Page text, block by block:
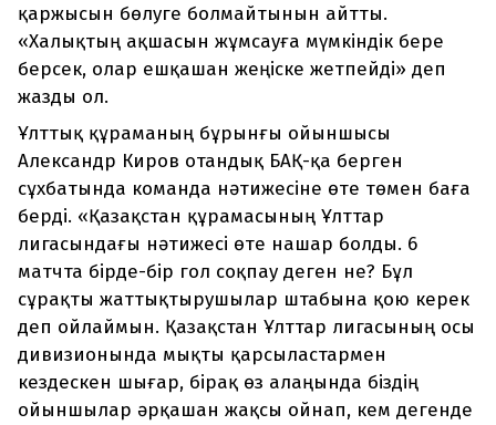
қаржысын бөлуге болмайтынын айтты.
«Халықтың ақшасын жұмсауға мүмкіндік бере
берсек, олар ешқашан жеңіске жетпейді» деп
жазды ол.
Ұлттық құраманың бұрынғы ойыншысы
Александр Киров отандық БАҚ-қа берген
сұхбатында команда нәтижесіне өте төмен баға
берді. «Қазақстан құрамасының Ұлттар
лигасындағы нәтижесі өте нашар болды. 6
матчта бірде-бір гол соқпау деген не? Бұл
сұрақты жаттықтырушылар штабына қою керек
деп ойлаймын. Қазақстан Ұлттар лигасының осы
дивизионында мықты қарсыластармен
кездескен шығар, бірақ өз алаңында біздің
ойыншылар әрқашан жақсы ойнап, кем дегенде